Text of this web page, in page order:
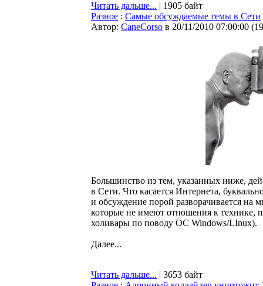
Читать дальше... | 1905 байт
Разное : Самые обсуждаемые темы в Сети
Автор: CaneCorso в 20/11/2010 07:00:00 (
Большинство из тем, указанных ниже,
в Сети. Что касается Интернета,
и обсуждение порой разворачивается на
которые не имеют отношения к технике,
холивары по поводу ОС Windows/LInux).
Далее...
Читать дальше... | 3653 байт